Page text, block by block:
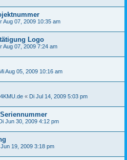
Aug 07, 2009 10:35 am
Logo
Aug 07, 2009 7:24 am
Aug 05, 2009 10:16 am
« Di Jul 14, 2009 5:03 pm
Jun 30, 2009 4:12 pm
19, 2009 3:18 pm